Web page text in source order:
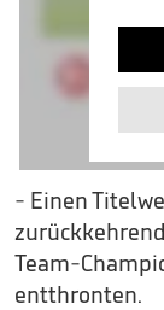
- Einen
Team-
entthronten.